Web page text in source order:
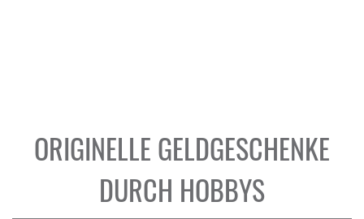
ORIGINELLE GELDGESCHENKE
DURCH HOBBYS